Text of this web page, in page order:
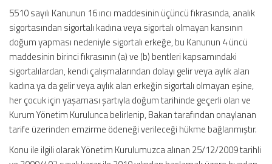
5510 sayılı Kanunun 16 ıncı maddesinin üçüncü fıkrasında, analık
sigortasından sigortalı kadına veya sigortalı olmayan karısının
doğum yapması nedeniyle sigortalı erkeğe, bu Kanunun 4 üncü
maddesinin birinci fıkrasının (a) ve (b) bentleri kapsamındaki
sigortalılardan, kendi çalışmalarından dolayı gelir veya aylık alan
kadına ya da gelir veya aylık alan erkeğin sigortalı olmayan eşine,
her çocuk için yaşaması şartıyla doğum tarihinde geçerli olan ve
Kurum Yönetim Kurulunca belirlenip, Bakan tarafından onaylanan
tarife üzerinden emzirme ödeneği verileceği hükme bağlanmıştır.
Konu ile ilgili olarak Yönetim Kurulumuzca alınan 25/12/2009 tarihli